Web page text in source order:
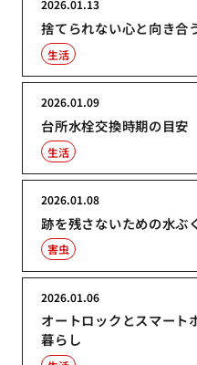
捨てられない心と向き合
2026.01.13
生活
台所水栓交換時期の目安
2026.01.09
生活
跡を残さないための水ぶ
2026.01.08
害虫
オートロックとスマート
暮らし
2026.01.06